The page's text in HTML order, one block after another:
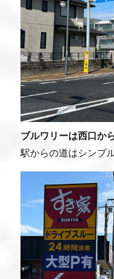
ブルワリーは西口か
駅からの道はシンプ